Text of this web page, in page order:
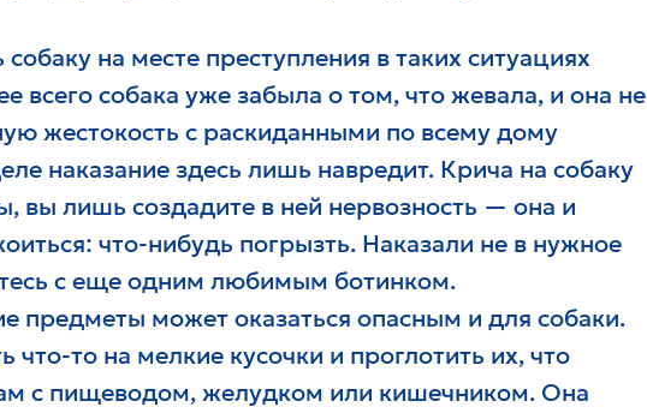
на месте преступления в таких ситуациях
всего собака уже забыла о том, что жевала, и она не
жестокость с раскиданными по всему дому
наказание здесь лишь навредит. Крича на собаку
вы лишь создадите в ней нервозность — она и
что-нибудь погрызть. Наказали не в нужное
с еще одним любимым ботинком.
предметы может оказаться опасным и для собаки.
то на мелкие кусочки и проглотить их, что
с пищеводом, желудком или кишечником. Она